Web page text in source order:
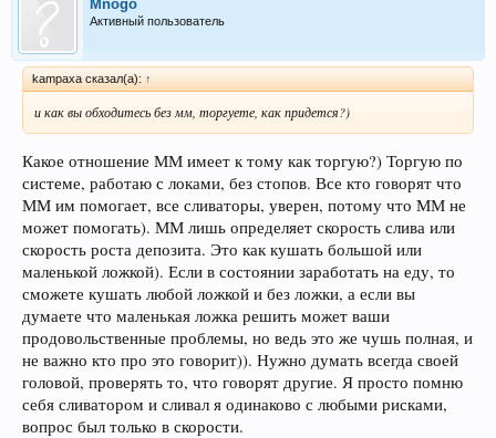
Mnogo
Активный пользователь
kampaxa сказал(а): ↑
и как вы обходитесь без мм, торгуете, как придется?)
Какое отношение ММ имеет к тому как торгую?) Торгую по
системе, работаю с локами, без стопов. Все кто говорят что
ММ им помогает, все сливаторы, уверен, потому что ММ не
может помогать). ММ лишь определяет скорость слива или
скорость роста депозита. Это как кушать большой или
маленькой ложкой). Если в состоянии заработать на еду, то
сможете кушать любой ложкой и без ложки, а если вы
думаете что маленькая ложка решить может ваши
продовольственные проблемы, но ведь это же чушь полная, и
не важно кто про это говорит)). Нужно думать всегда своей
головой, проверять то, что говорят другие. Я просто помню
себя сливатором и сливал я одинаково с любыми рисками,
вопрос был только в скорости.